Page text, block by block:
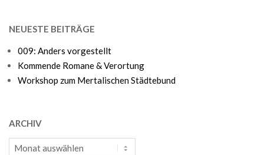
NEUESTE BEITRÄGE
009: Anders vorgestellt
Kommende Romane & Verortung
Workshop zum Mertalischen Städtebund
ARCHIV
Archiv